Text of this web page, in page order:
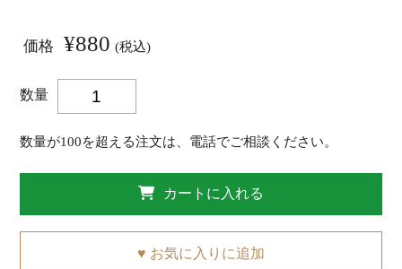
価格 ¥880 (税込)
数量
数量が100を超える注文は、電話でご相談ください。
カートに入れる
♥ お気に入りに追加